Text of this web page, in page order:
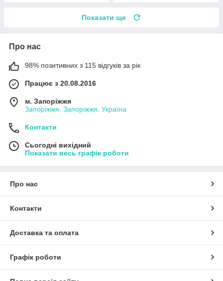
Показати ще
Про нас
98% позитивних з 115 відгуків за рік
Працює з 20.08.2016
м. Запоріжжя
Запоріжжя, Запоріжжя, Україна
Контакти
Сьогодні вихідний
Показати весь графік роботи
Про нас
Контакти
Доставка та оплата
Графік роботи